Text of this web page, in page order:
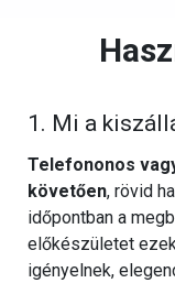
1. Mi a
Telefononos
követően, rövid
időpontban a
előkészületet
igényelnek,